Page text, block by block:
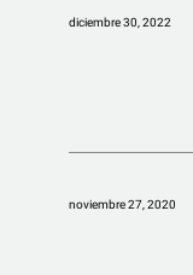
diciembre 30, 2022
noviembre 27, 2020